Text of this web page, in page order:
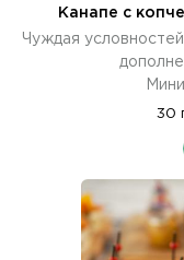
Канапе с
Чуждая
30